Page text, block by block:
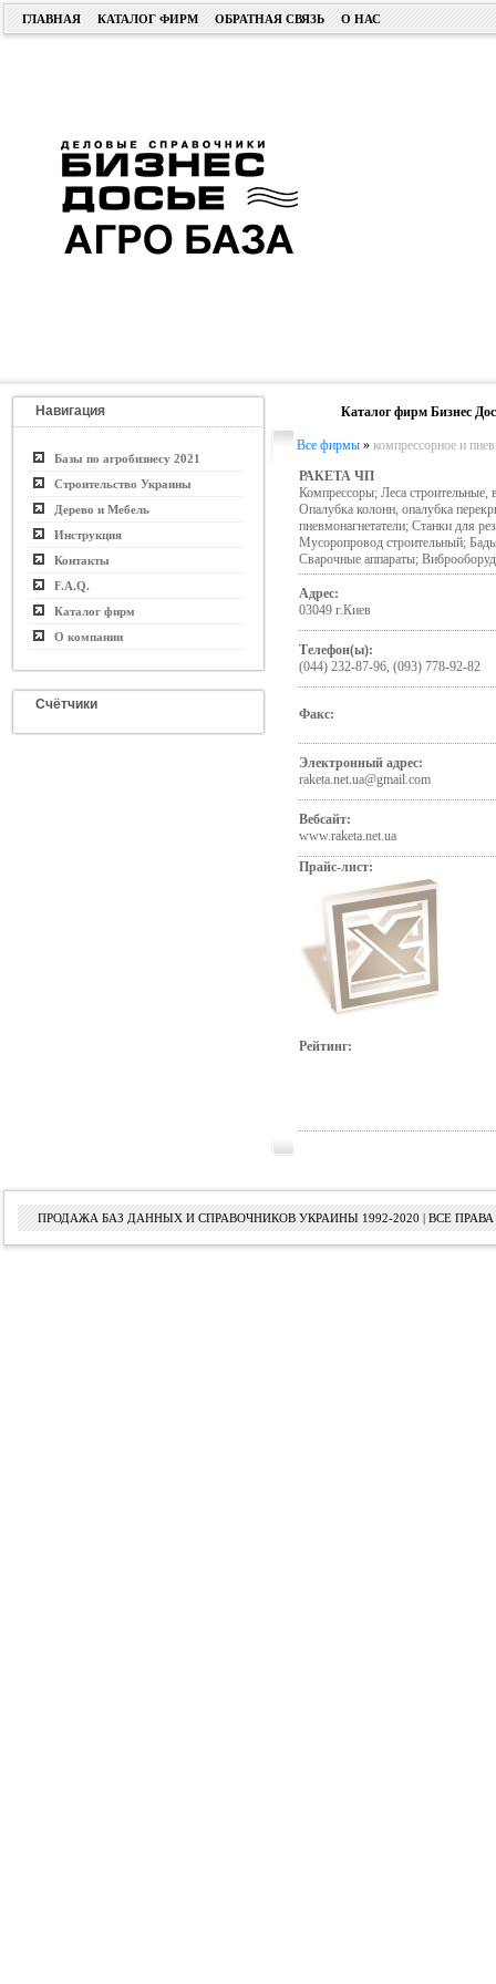
ГЛАВНАЯ КАТАЛОГ ФИРМ ОБРАТНАЯ СВЯЗЬ О НАС
Навигация
Базы по агробизнесу 2021
Строительство Украины
Дерево и Мебель
Инструкция
Контакты
F.A.Q.
Каталог фирм
О компании
Счётчики
Каталог фирм Бизнес
Все фирмы » компрессорное и
РАКЕТА ЧП
Компрессоры; Леса
Опалубка колонн, опалубка
пневмонагнетатели; Станки для
Мусоропровод строительный;
Сварочные аппараты;
Адрес:
03049 г.Киев
Телефон(ы):
(044) 232-87-96, (093) 778-92-82
Факс:
Электронный адрес:
raketa.net.ua@gmail.com
Вебсайт:
www.raketa.net.ua
Прайс-лист:
Рейтинг:
ПРОДАЖА БАЗ ДАННЫХ И СПРАВОЧНИКОВ УКРАИНЫ 1992-2020 | ВСЕ